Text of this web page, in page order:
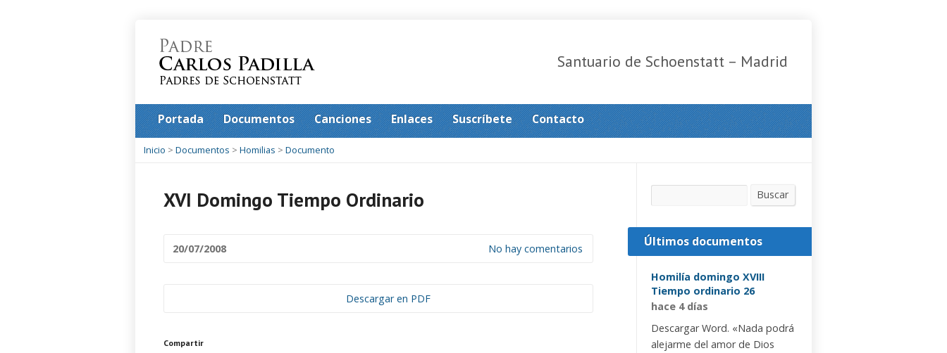
Santuario de Schoenstatt – Madrid
Portada Documentos Canciones Enlaces Suscríbete Contacto
Inicio > Documentos > Homilias > Documento
XVI Domingo Tiempo Ordinario
20/07/2008 No hay comentarios
Descargar en PDF
Compartir
Buscar
Últimos documentos
Homilía domingo XVIII
Tiempo ordinario 26
hace 4 días
Descargar Word. «Nada podrá
alejarme del amor de Dios